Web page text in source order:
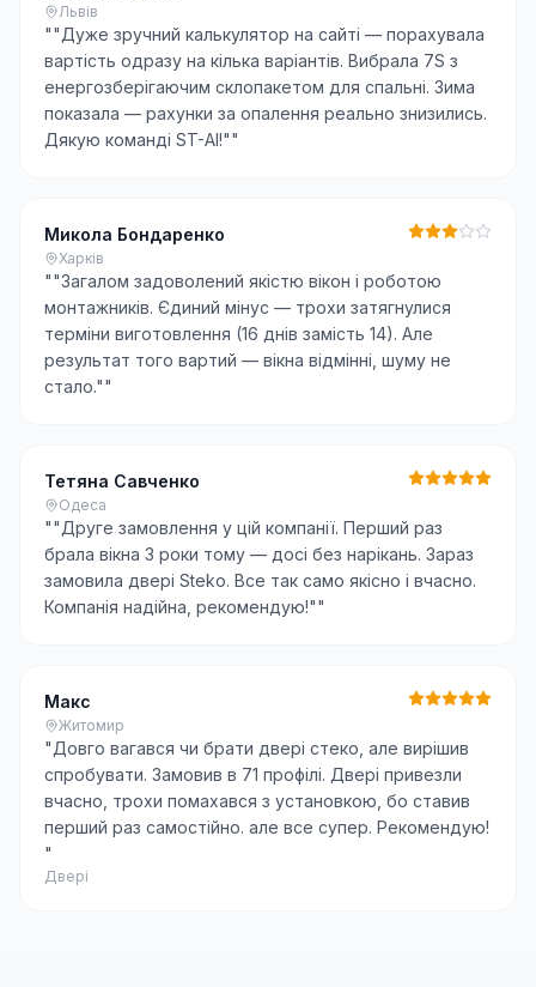
Львів
""Дуже зручний калькулятор на сайті — порахувала
вартість одразу на кілька варіантів. Вибрала 7S з
енергозберігаючим склопакетом для спальні. Зима
показала — рахунки за опалення реально знизились.
Дякую команді ST-AI!""
Микола Бондаренко
Харків
""Загалом задоволений якістю вікон і роботою
монтажників. Єдиний мінус — трохи затягнулися
терміни виготовлення (16 днів замість 14). Але
результат того вартий — вікна відмінні, шуму не
стало.""
Тетяна Савченко
Одеса
""Друге замовлення у цій компанії. Перший раз
брала вікна 3 роки тому — досі без нарікань. Зараз
замовила двері Steko. Все так само якісно і вчасно.
Компанія надійна, рекомендую!""
Макс
Житомир
"Довго вагався чи брати двері стеко, але вирішив
спробувати. Замовив в 71 профілі. Двері привезли
вчасно, трохи помахався з установкою, бо ставив
перший раз самостійно. але все супер. Рекомендую!
"
Двері